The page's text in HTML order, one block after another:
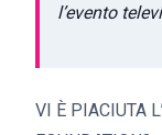
l’evento
VI È PIACIUTA